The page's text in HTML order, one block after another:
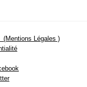
Légales )